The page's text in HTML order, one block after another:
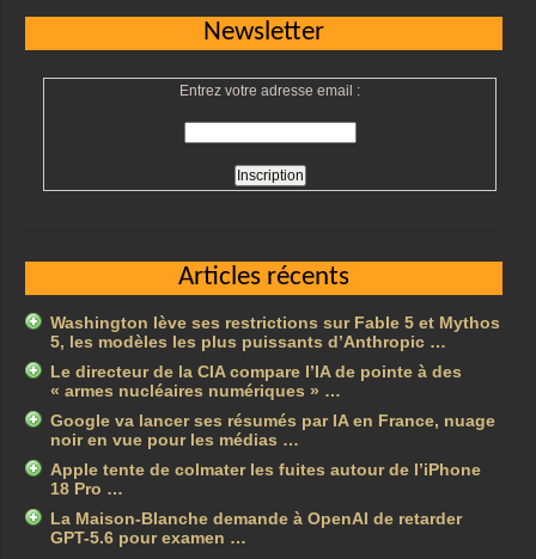
Newsletter
Entrez votre adresse email :
Articles récents
Washington lève ses restrictions sur Fable 5 et Mythos
5, les modèles les plus puissants d’Anthropic …
Le directeur de la CIA compare l’IA de pointe à des
« armes nucléaires numériques » …
Google va lancer ses résumés par IA en France, nuage
noir en vue pour les médias …
Apple tente de colmater les fuites autour de l’iPhone
18 Pro …
La Maison-Blanche demande à OpenAI de retarder
GPT-5.6 pour examen …